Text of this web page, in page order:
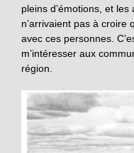
pleins d’émotions, et
n’arrivaient pas à croire
avec ces personnes.
m’intéresser aux
région.